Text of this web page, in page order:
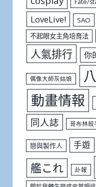
Fate/
LoveLive! SAO
不起眼女主角培育法
人氣排行 你
偶像大師灰姑娘
動畫情報
同人誌 哥布林殺
戀與製作人 手遊
艦これ 訃報